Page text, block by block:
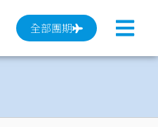
全部團期